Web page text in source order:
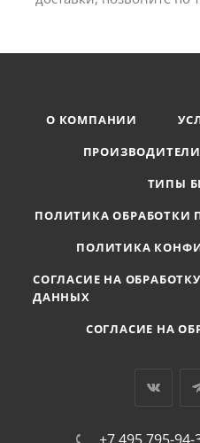
О КОМПАНИИ
ПРОИЗВОДИТЕЛИ
ТИПЫ
ПОЛИТИКА ОБРАБОТКИ
ПОЛИТИКА
СОГЛАСИЕ НА
ДАННЫХ
СОГЛАСИЕ НА